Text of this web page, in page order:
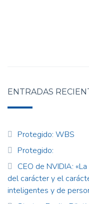
ENTRADAS
Protegido: WBS
Protegido:
CEO de NVIDIA:
del carácter y el
inteligentes y de